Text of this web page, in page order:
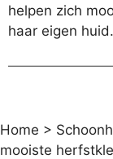
helpen zich
haar eigen huid.
Home >
mooiste